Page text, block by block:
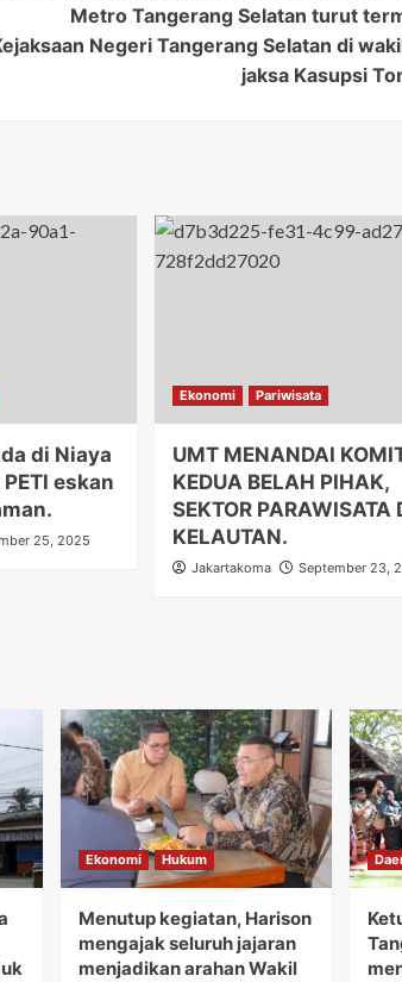
Metro Tangerang Selatan turut
Negeri Tangerang Selatan di
jaksa Kasupsi
di Niaya
eskan
25, 2025
Ekonomi Pariwisata
UMT MENANDAI
KEDUA BELAH PIHAK,
SEKTOR PARAWISATA
KELAUTAN.
Jakartakoma September 23,
Ekonomi Hukum
Menutup kegiatan, Harison
mengajak seluruh jajaran
menjadikan arahan Wakil